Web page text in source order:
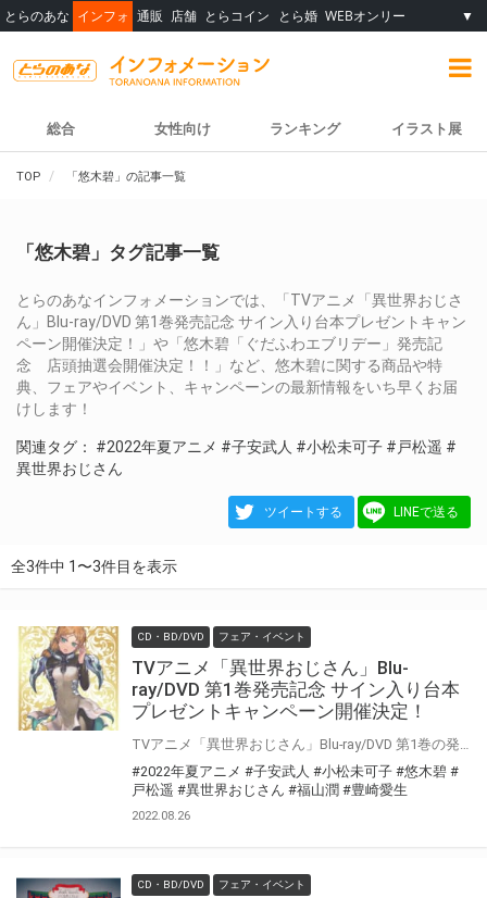
とらのあな インフォ 通販 店舗 とらコイン とら婚 WEBオンリー ▼
総合 女性向け ランキング イラスト展
TOP 「悠木碧」の記事一覧
「悠木碧」タグ記事一覧
とらのあなインフォメーションでは、「TVアニメ「異世界おじさ
ん」Blu-ray/DVD 第1巻発売記念 サイン入り台本プレゼントキャン
ペーン開催決定！」や「悠木碧「ぐだふわエブリデー」発売記
念 店頭抽選会開催決定！！」など、悠木碧に関する商品や特
典、フェアやイベント、キャンペーンの最新情報をいち早くお届
けします！
関連タグ： #2022年夏アニメ #子安武人 #小松未可子 #戸松遥 #
異世界おじさん
ツイートする LINEで送る
全3件中 1〜3件目を表示
CD・BD/DVD フェア・イベント
TVアニメ「異世界おじさん」Blu-
ray/DVD 第1巻発売記念 サイン入り台本
プレゼントキャンペーン開催決定！
#2022年夏アニメ #子安武人 #小松未可子 #悠木碧 #
戸松遥 #異世界おじさん #福山潤 #豊崎愛生
2022.08.26
CD・BD/DVD フェア・イベント